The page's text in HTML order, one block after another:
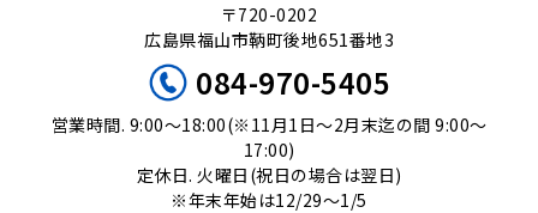
〒720-0202
広島県福山市鞆町後地651番地3
084-970-5405
営業時間. 9:00〜18:00(※11月1日〜2月末迄の間 9:00〜
17:00)
定休日. 火曜日(祝日の場合は翌日)
※年末年始は12/29〜1/5